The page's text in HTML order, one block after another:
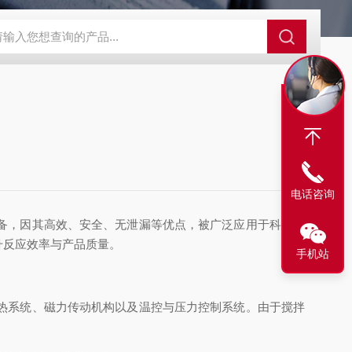
因其高效、安全、无泄漏等优点，被广泛应用于科研实
应效率与产品质量。
统、磁力传动机构以及温控与压力控制系统。由于搅拌
电话咨询
手机站